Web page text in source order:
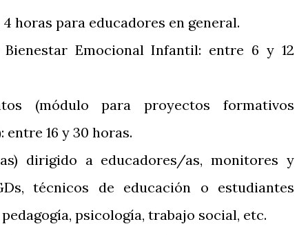
horas para educadores en general.
Emocional Infantil: entre 6 y 12
(módulo para proyectos formativos
16 y 30 horas.
dirigido a educadores/as, monitores y
técnicos de educación o estudiantes
psicología, trabajo social, etc.